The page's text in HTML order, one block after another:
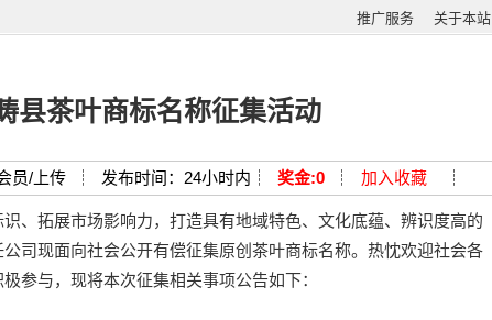
推广服务 关于本站
县茶叶商标名称征集活动
员/上传 ┊ 发布时间：24小时内┊ 奖金:0 ┊ 加入收藏 ┊
、拓展市场影响力，打造具有地域特色、文化底蕴、辨识度高的
司现面向社会公开有偿征集原创茶叶商标名称。热忱欢迎社会各
参与，现将本次征集相关事项公告如下：